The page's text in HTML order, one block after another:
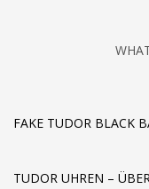
FAKE TUDOR BLACK
TUDOR UHREN –